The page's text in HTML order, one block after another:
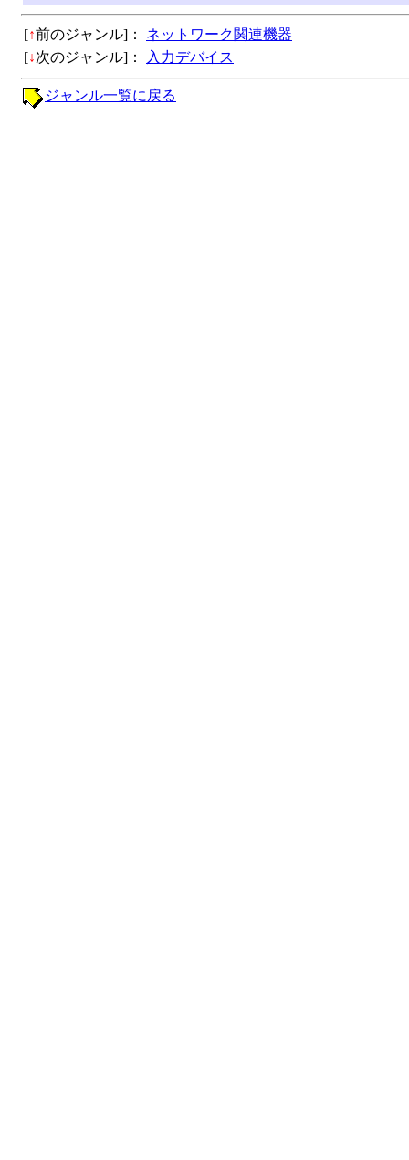
[↑前のジャンル]：
ネットワーク関連機器
[↓次のジャンル]： 入力デバイス
ジャンル一覧に戻る